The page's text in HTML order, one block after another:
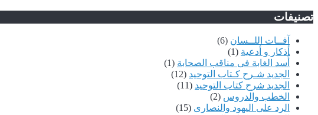
تصنيفات
آفــات اللــسان (6)
أذكار و أدعية (1)
أُسد الغابة فى مناقب الصحابة (1)
الجديد شـرح كـتاب التوحيد (12)
الجديد شرح كتاب التوحيد (11)
الخطب والدروس (2)
الرد على اليهود والنصارى (15)